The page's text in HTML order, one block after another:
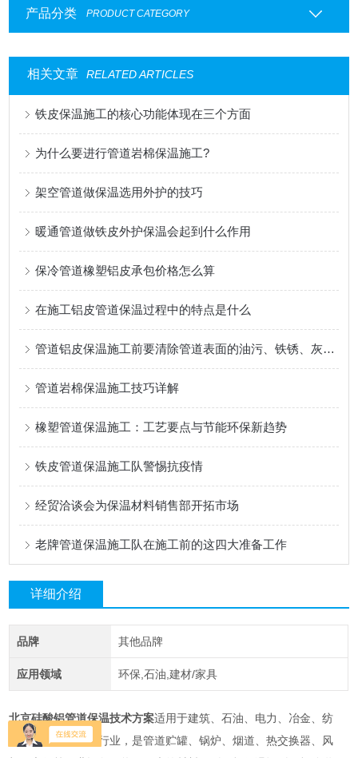
产品分类 PRODUCT CATEGORY
相关文章 RELATED ARTICLES
铁皮保温施工的核心功能体现在三个方面
为什么要进行管道岩棉保温施工?
架空管道做保温选用外护的技巧
暖通管道做铁皮外护保温会起到什么作用
保冷管道橡塑铝皮承包价格怎么算
在施工铝皮管道保温过程中的特点是什么
管道铝皮保温施工前要清除管道表面的油污、铁锈、灰尘等杂物
管道岩棉保温施工技巧详解
橡塑管道保温施工：工艺要点与节能环保新趋势
铁皮管道保温施工队警惕抗疫情
经贸洽谈会为保温材料销售部开拓市场
老牌管道保温施工队在施工前的这四大准备工作
详细介绍
品牌 其他品牌
应用领域 环保,石油,建材/家具
北京硅酸铝管道保温技术方案适用于建筑、石油、电力、冶金、纺
织、、交通运输等行业，是管道贮罐、锅炉、烟道、热交换器、风